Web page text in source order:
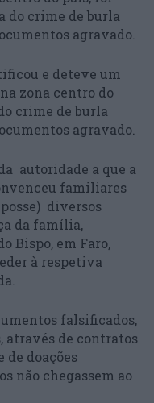
do crime de burla
agravado.
e deteve um
zona centro do
crime de burla
agravado.
autoridade a que a
familiares
diversos
da família,
Bispo, em Faro,
à respetiva
falsificados,
através de contratos
de doações
não chegassem ao